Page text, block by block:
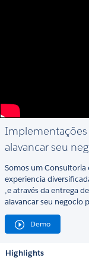
Implementações
alavancar seu
Somos um Consultoria
experiencia
,e através da entrega
alavancar seu negocio
Demo
Highlights